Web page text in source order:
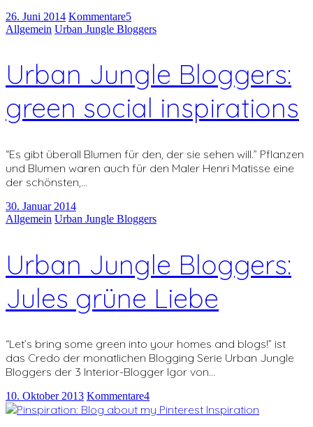
26. Juni 2014 Kommentare5
Allgemein Urban Jungle Bloggers
Urban Jungle Bloggers:
green social inspirations
“Es gibt überall Blumen für den, der sie sehen will.” Pflanzen
und Blumen waren auch für den Maler Henri Matisse eine
der schönsten,…
30. Januar 2014
Allgemein Urban Jungle Bloggers
Urban Jungle Bloggers:
Jules grüne Liebe
“Let’s bring some green into your homes and blogs!” ist
das Credo der monatlichen Blogging Serie Urban Jungle
Bloggers der 3 Interior-Blogger Igor von…
10. Oktober 2013 Kommentare4